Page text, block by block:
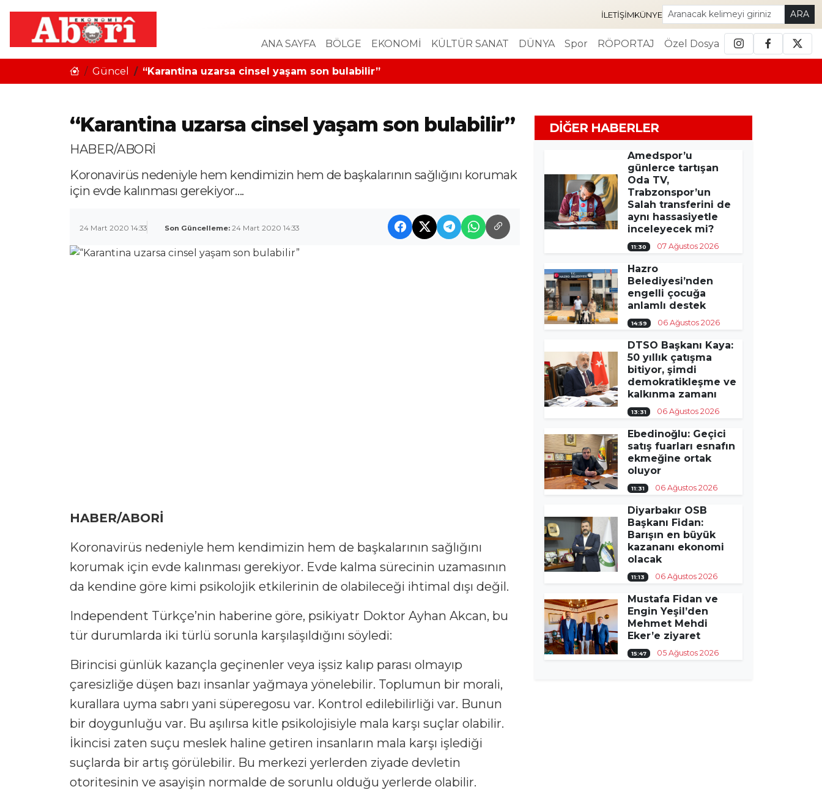
İLETIŞIMKÜNYE ARA
ANA SAYFA BÖLGE EKONOMİ KÜLTÜR SANAT DÜNYA Spor RÖPORTAJ Özel Dosya
Güncel “Karantina uzarsa cinsel yaşam son bulabilir”
“Karantina uzarsa cinsel yaşam son bulabilir”
HABER/ABORİ
Koronavirüs nedeniyle hem kendimizin hem de başkalarının sağlığını korumak
için evde kalınması gerekiyor….
24 Mart 2020 14:33 Son Güncelleme: 24 Mart 2020 14:33
HABER/ABORİ
Koronavirüs nedeniyle hem kendimizin hem de başkalarının sağlığını
korumak için evde kalınması gerekiyor. Evde kalma sürecinin uzamasının
da kendine göre kimi psikolojik etkilerinin de olabileceği ihtimal dışı değil.
Independent Türkçe’nin haberine göre, psikiyatr Doktor Ayhan Akcan, bu
tür durumlarda iki türlü sorunla karşılaşıldığını söyledi:
Birincisi günlük kazançla geçinenler veya işsiz kalıp parası olmayıp
çaresizliğe düşen bazı insanlar yağmaya yönelebilir. Toplumun bir morali,
kurallara uyma sabrı yani süperegosu var. Kontrol edilebilirliği var. Bunun
bir doygunluğu var. Bu aşılırsa kitle psikolojisiyle mala karşı suçlar olabilir.
İkincisi zaten suçu meslek haline getiren insanların mala karşı işlediği
suçlarda bir artış görülebilir. Bu merkezi yerlerden ziyade devletin
otoritesinin ve asayişin normalde de sorunlu olduğu yerlerde olabilir.
DIĞER HABERLER
Amedspor’u
günlerce tartışan
Oda TV,
Trabzonspor’un
Salah transferini de
aynı hassasiyetle
inceleyecek mi?
11:30 07 Ağustos 2026
Hazro
Belediyesi’nden
engelli çocuğa
anlamlı destek
14:59 06 Ağustos 2026
DTSO Başkanı Kaya:
50 yıllık çatışma
bitiyor, şimdi
demokratikleşme ve
kalkınma zamanı
13:31 06 Ağustos 2026
Ebedinoğlu: Geçici
satış fuarları esnafın
ekmeğine ortak
oluyor
11:31 06 Ağustos 2026
Diyarbakır OSB
Başkanı Fidan:
Barışın en büyük
kazananı ekonomi
olacak
11:13 06 Ağustos 2026
Mustafa Fidan ve
Engin Yeşil’den
Mehmet Mehdi
Eker’e ziyaret
15:47 05 Ağustos 2026